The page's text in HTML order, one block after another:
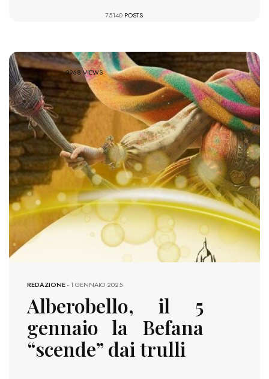
75140 POSTS
2968 VIEWS
REDAZIONE-1 GENNAIO 2025
Alberobello, il 5
gennaio la Befana
“scende” dai trulli